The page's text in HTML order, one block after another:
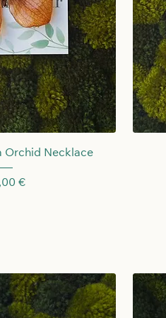
Orchid Necklace
€